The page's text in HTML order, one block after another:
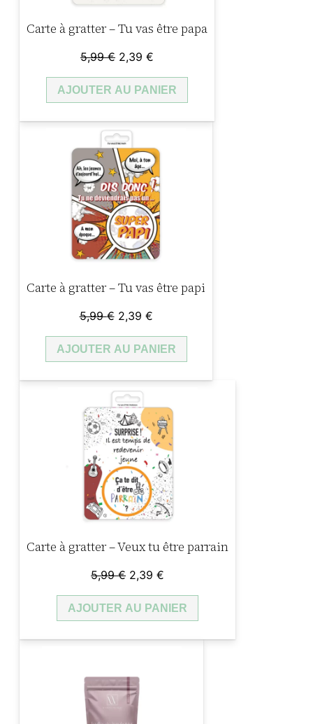
Carte à gratter – Tu vas être papa
5,99€ Le
initial
5,99 €.
2,39 €
actuel
2,39 €.
AJOUTER AU PANIER
Carte à gratter – Tu vas être papi
5,99€ Le
initial
5,99 €.
2,39 €Le
actuel
2,39 €.
AJOUTER AU PANIER
Carte à gratter – Veux tu être parrain
5,99€ Le
initial
5,99 €.
2,39 €
actuel
2,39 €.
AJOUTER AU PANIER